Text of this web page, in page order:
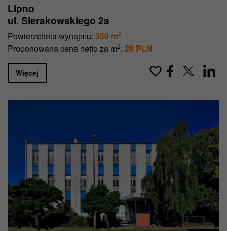
Lipno
ul. Sierakowskiego 2a
Powierzchnia wynajmu: 350 m2
Proponowana cena netto za m2: 29 PLN
Więcej